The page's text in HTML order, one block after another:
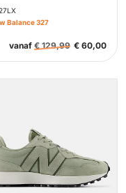
Balance 327
vanaf €129,99 € 60,00